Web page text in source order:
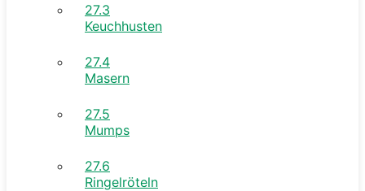
27.3
Keuchhusten
27.4
Masern
27.5
Mumps
27.6
Ringelröteln